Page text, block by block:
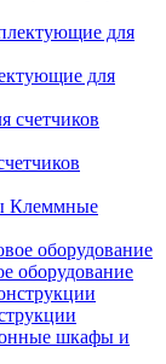
для
Клеммные
оборудование